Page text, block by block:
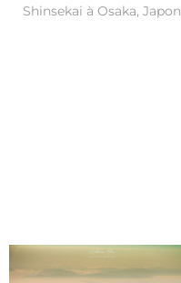
Shinsekai à Osaka, Japon